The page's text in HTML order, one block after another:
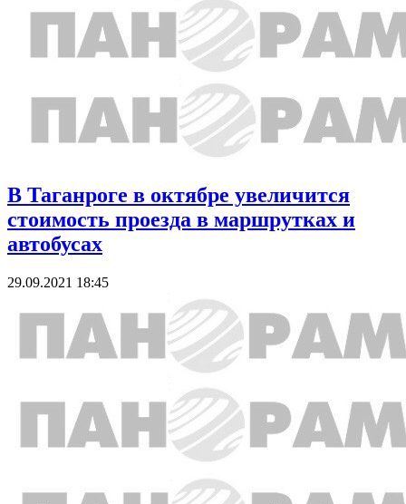
В Таганроге в октябре увеличится
стоимость проезда в маршрутках и
автобусах
29.09.2021 18:45